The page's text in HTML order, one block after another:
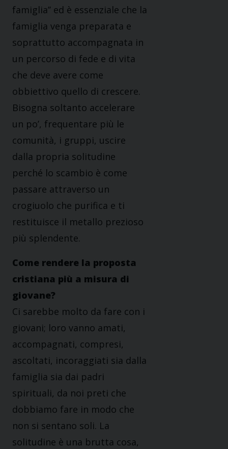
famiglia’’ ed è essenziale che la
famiglia venga preparata e
soprattutto accompagnata in
un percorso di fede e di vita
che deve avere come
obbiettivo quello di crescere.
Bisogna soltanto accelerare
un po’, frequentare più le
comunità, i gruppi, uscire
dalla propria solitudine
perché lo scambio è come
passare attraverso un
crogiuolo che purifica e ti
restituisce il metallo prezioso
più splendente.
Come rendere la proposta
cristiana più a misura di
giovane?
Ci sarebbe molto da fare con i
giovani; loro vanno amati,
accompagnati, compresi,
ascoltati, incoraggiati sia dalla
famiglia sia dai padri
spirituali, da noi preti che
dobbiamo fare in modo che
non si sentano soli. La
solitudine è una brutta cosa,